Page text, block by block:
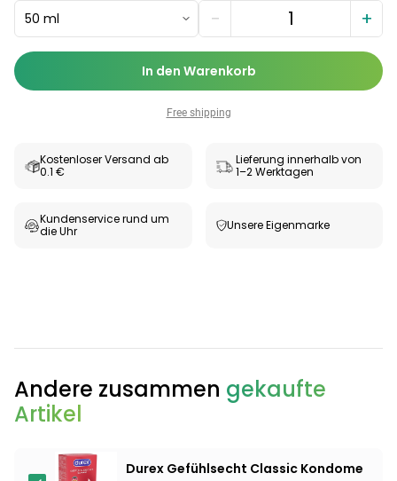
Testzentrum
Gesundheit
50 ml − +
In den Warenkorb
Free shipping
Kostenloser Versand ab
0.1 €
Lieferung innerhalb von
1–2 Werktagen
Kundenservice rund um
die Uhr
Unsere Eigenmarke
Andere zusammen gekaufte
Artikel
Durex Gefühlsecht Classic Kondome